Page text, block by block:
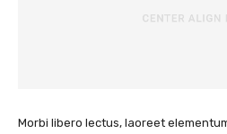
Morbi libero lectus, laoreet